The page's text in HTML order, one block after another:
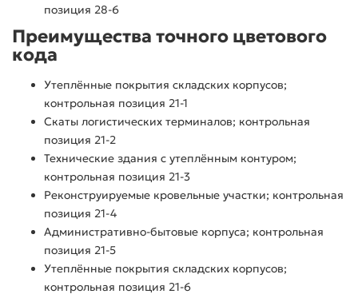
позиция 28-6
Преимущества точного цветового
кода
Утеплённые покрытия складских корпусов;
контрольная позиция 21-1
Скаты логистических терминалов; контрольная
позиция 21-2
Технические здания с утеплённым контуром;
контрольная позиция 21-3
Реконструируемые кровельные участки; контрольная
позиция 21-4
Административно-бытовые корпуса; контрольная
позиция 21-5
Утеплённые покрытия складских корпусов;
контрольная позиция 21-6